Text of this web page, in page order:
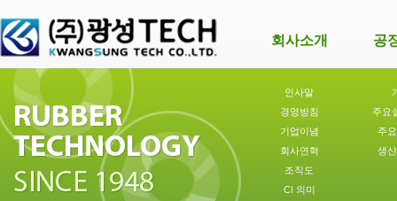
회사소개 공
인사말
경영방침
기업이념
회사연혁
조직도
CI 의미
주요
주
생